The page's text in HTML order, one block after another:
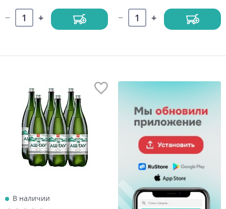
В наличии